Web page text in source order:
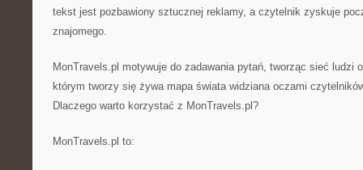
tekst jest pozbawiony sztucznej reklamy, a czytelnik zyskuje
znajomego.
MonTravels.pl motywuje do zadawania pytań, tworząc sieć ludzi
którym tworzy się żywa mapa świata widziana oczami
Dlaczego warto korzystać z MonTravels.pl?
MonTravels.pl to: